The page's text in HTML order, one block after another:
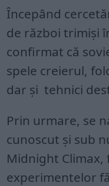
Începând
de război trimiși
confirmat că
spele creierul,
dar și tehnici
Prin urmare, se
cunoscut și sub
Midnight
experimentelor